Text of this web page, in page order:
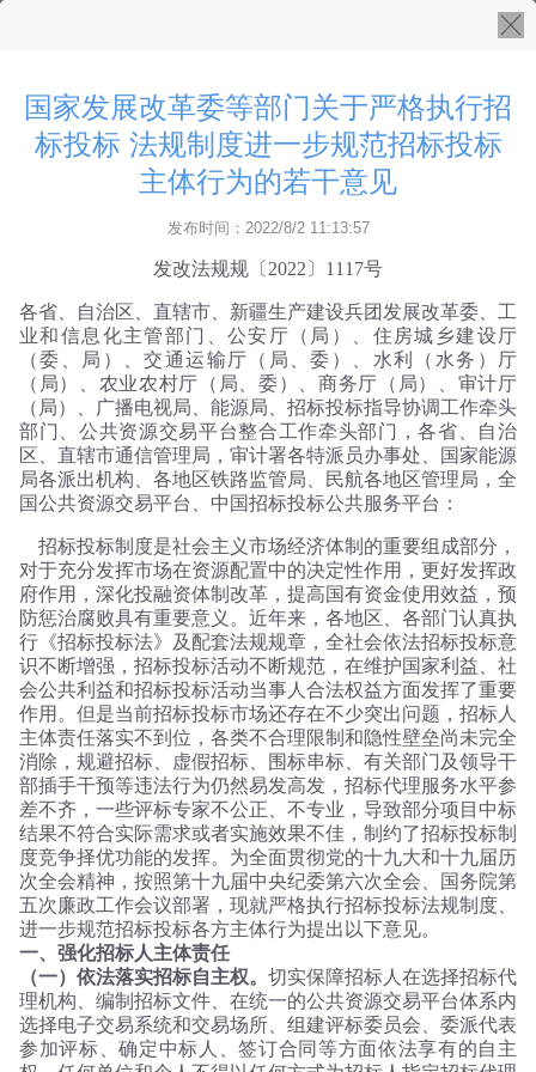
国家发展改革委等部门关于严格执行招
标投标 法规制度进一步规范招标投标
主体行为的若干意见
发布时间：2022/8/2 11:13:57
发改法规规〔2022〕1117号
各省、自治区、直辖市、新疆生产建设兵团发展改革委、工
业和信息化主管部门、公安厅（局）、住房城乡建设厅
（委、局）、交通运输厅（局、委）、水利（水务）厅
（局）、农业农村厅（局、委）、商务厅（局）、审计厅
（局）、广播电视局、能源局、招标投标指导协调工作牵头
部门、公共资源交易平台整合工作牵头部门，各省、自治
区、直辖市通信管理局，审计署各特派员办事处、国家能源
局各派出机构、各地区铁路监管局、民航各地区管理局，全
国公共资源交易平台、中国招标投标公共服务平台：
招标投标制度是社会主义市场经济体制的重要组成部分，
对于充分发挥市场在资源配置中的决定性作用，更好发挥政
府作用，深化投融资体制改革，提高国有资金使用效益，预
防惩治腐败具有重要意义。近年来，各地区、各部门认真执
行《招标投标法》及配套法规规章，全社会依法招标投标意
识不断增强，招标投标活动不断规范，在维护国家利益、社
会公共利益和招标投标活动当事人合法权益方面发挥了重要
作用。但是当前招标投标市场还存在不少突出问题，招标人
主体责任落实不到位，各类不合理限制和隐性壁垒尚未完全
消除，规避招标、虚假招标、围标串标、有关部门及领导干
部插手干预等违法行为仍然易发高发，招标代理服务水平参
差不齐，一些评标专家不公正、不专业，导致部分项目中标
结果不符合实际需求或者实施效果不佳，制约了招标投标制
度竞争择优功能的发挥。为全面贯彻党的十九大和十九届历
次全会精神，按照第十九届中央纪委第六次全会、国务院第
五次廉政工作会议部署，现就严格执行招标投标法规制度、
进一步规范招标投标各方主体行为提出以下意见。
一、强化招标人主体责任
（一）依法落实招标自主权。 切实保障招标人在选择招标代
理机构、编制招标文件、在统一的公共资源交易平台体系内
选择电子交易系统和交易场所、组建评标委员会、委派代表
参加评标、确定中标人、签订合同等方面依法享有的自主